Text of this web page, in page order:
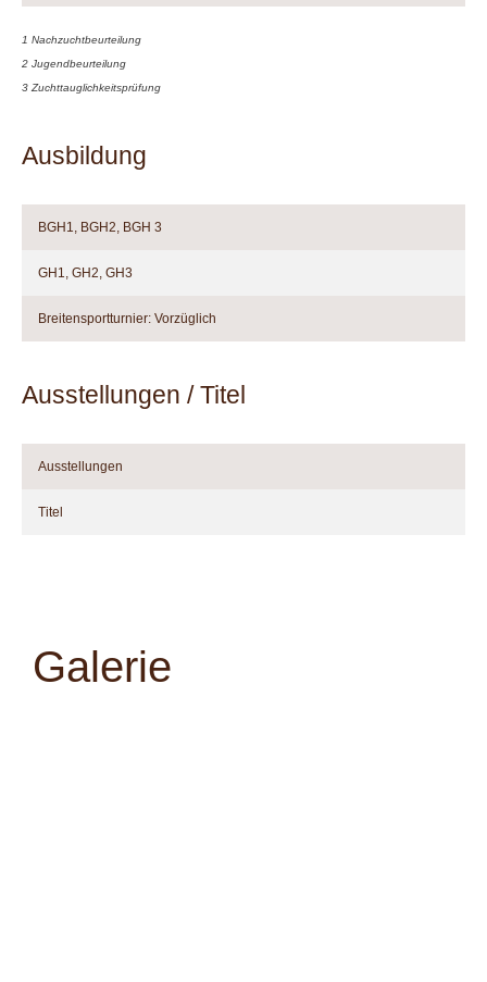
1 Nachzuchtbeurteilung
2 Jugendbeurteilung
3 Zuchttauglichkeitsprüfung
Ausbildung
BGH1, BGH2, BGH 3
GH1, GH2, GH3
Breitensportturnier: Vorzüglich
Ausstellungen / Titel
Ausstellungen
Titel
Galerie